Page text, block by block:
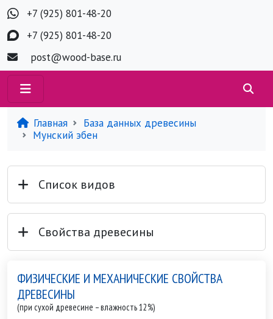
+7 (925) 801-48-20
+7 (925) 801-48-20
post@wood-base.ru
Главная
База данных древесины
Мунский эбен
Список видов
Свойства древесины
ФИЗИЧЕСКИЕ И МЕХАНИЧЕСКИЕ СВОЙСТВА
ДРЕВЕСИНЫ
(при сухой древесине – влажность 12%)